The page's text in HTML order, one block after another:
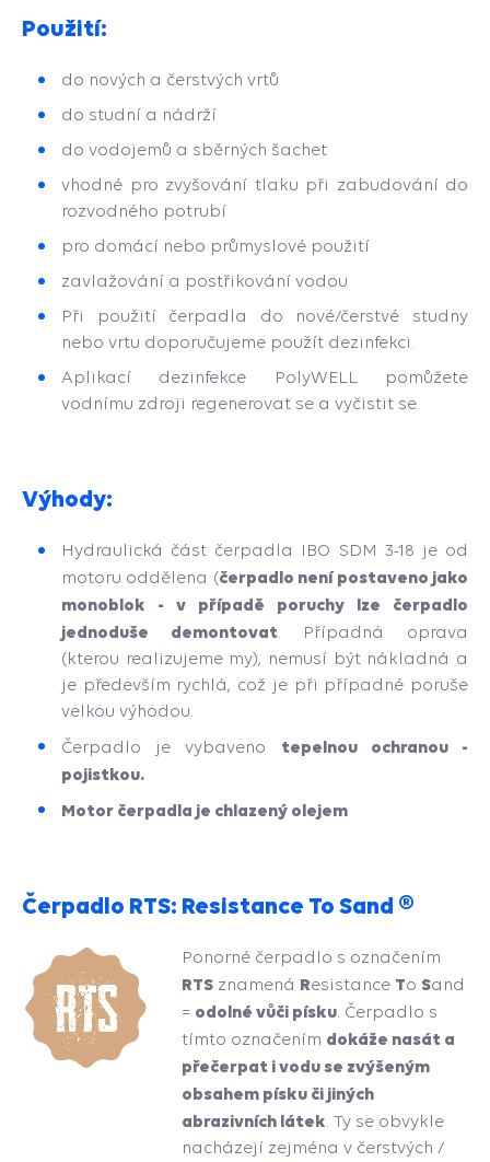
Použití:
do nových a čerstvých vrtů
do studní a nádrží
do vodojemů a sběrných šachet
vhodné pro zvyšování tlaku při zabudování do
rozvodného potrubí
pro domácí nebo průmyslové použití
zavlažování a postřikování vodou
Při použití čerpadla do nové/čerstvé studny
nebo vrtu doporučujeme použít dezinfekci.
Aplikací dezinfekce PolyWELL pomůžete
vodnímu zdroji regenerovat se a vyčistit se.
Výhody:
Hydraulická část čerpadla IBO SDM 3-18 je od
motoru oddělena (čerpadlo není postaveno jako
monoblok - v případě poruchy lze čerpadlo
jednoduše demontovat. Případná oprava
(kterou realizujeme my), nemusí být nákladná a
je především rychlá, což je při případné poruše
velkou výhodou.
Čerpadlo je vybaveno tepelnou ochranou -
pojistkou.
Motor čerpadla je chlazený olejem
Čerpadlo RTS: Resistance To Sand ®
Ponorné čerpadlo s označením
RTSznamená Resistance To Sand
= odolné vůči písku. Čerpadlo s
tímto označením dokáže nasát a
přečerpat i vodu se zvýšeným
obsahem písku či jiných
abrazivních látek . Ty se obvykle
nacházejí zejména v čerstvých /